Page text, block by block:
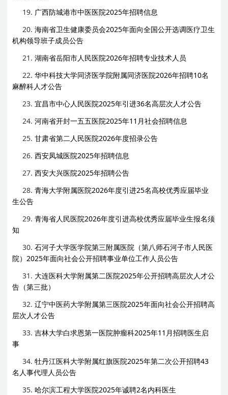
19. 广西防城港市中医医院2025年招聘信息
20.海南省卫生健康委员会2025年面向全国公开选调医疗卫生
机构领导班子成员公告
21.湖南省岳阳市人民医院2026年招聘专业技术人员
22.华中科技大学同济医学院附属同济医院2026年招聘10名
麻醉科人才公告
23.宜昌市中心人民医院2025年引进36名高层次人才公告
24.河南省开封一五五医院2025年11月社会招聘信息
25.甘肃省第二人民医院2026年度招录公告
26.西安凤城医院2025年招聘信息
27.西安大兴医院2025年招聘公告
28.青海大学附属医院2026年度引进25名高校优秀应届毕业
生公告
29.青海省人民医院2026年度引进高校优秀应届毕业生报名须
知
30.石河子大学医学院第三附属医院（第八师石河子市人民医
院）2025年面向社会公开招聘事业单位工作人员公告
31. 大连医科大学附属第二医院2025年公开招聘高层次人才公
告（第三批）
32.辽宁中医药大学附属第三医院2025年面向社会公开招聘高
层次人才公告
33.吉林大学白求恩第一医院肿瘤科2025年11月招聘医生启
事
34.牡丹江医科大学附属红旗医院2025年第二次公开招聘43
名人事代理人员公告
35.哈尔滨工程大学医院2025年诚聘2名内科医生